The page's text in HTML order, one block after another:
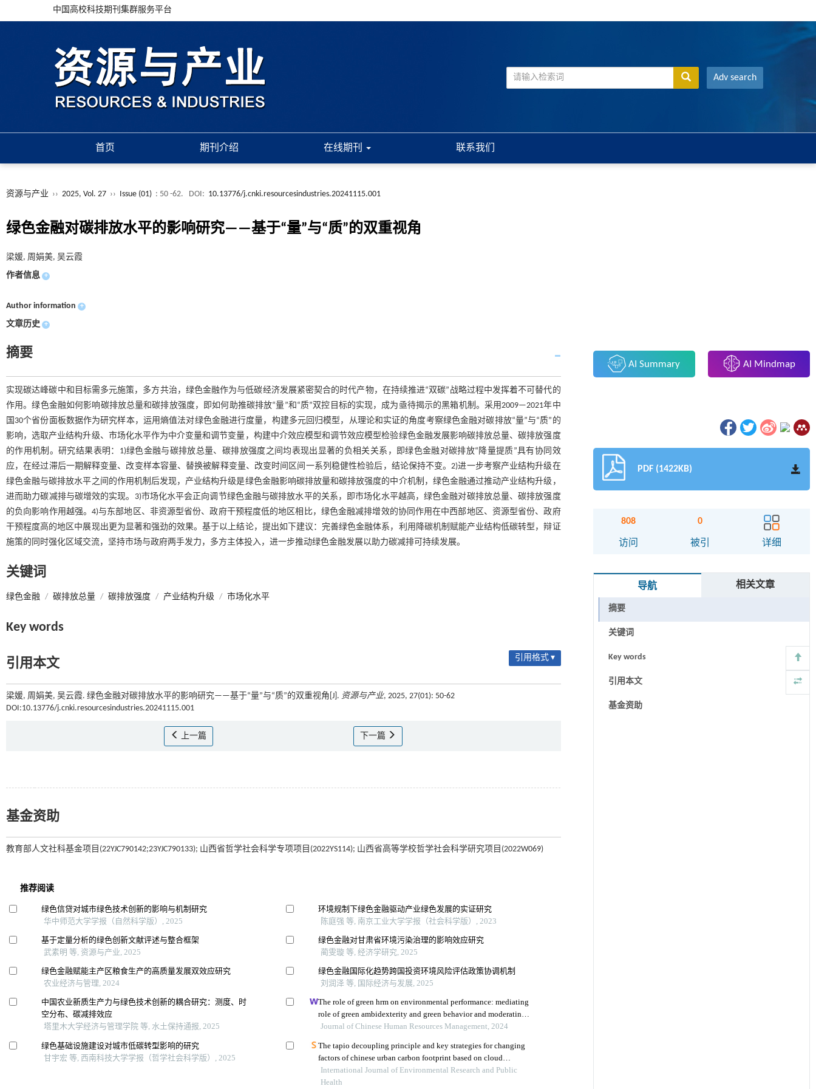
中国高校科技期刊集群服务平台
Adv search
首页 期刊介绍 在线期刊 联系我们
资源与产业 ›› 2025, Vol. 27 ›› Issue (01) : 50 -62. DOI: 10.13776/j.cnki.resourcesindustries.20241115.001
绿色金融对碳排放水平的影响研究——基于“量”与“质”的双重视角
梁媛, 周娟美, 吴云霞
作者信息 +
Author information +
文章历史 +
摘要
实现碳达峰碳中和目标需多元施策，多方共治，绿色金融作为与低碳经济发展紧密契合的时代产物，在持续推进“双碳”战略过程中发挥着不可替代的
作用。绿色金融如何影响碳排放总量和碳排放强度，即如何助推碳排放“量”和“质”双控目标的实现，成为亟待揭示的黑箱机制。采用2009—2021年中
国30个省份面板数据作为研究样本，运用熵值法对绿色金融进行度量，构建多元回归模型，从理论和实证的角度考察绿色金融对碳排放“量”与“质”的
影响，选取产业结构升级、市场化水平作为中介变量和调节变量，构建中介效应模型和调节效应模型检验绿色金融发展影响碳排放总量、碳排放强度
的作用机制。研究结果表明：1)绿色金融与碳排放总量、碳排放强度之间均表现出显著的负相关关系，即绿色金融对碳排放“降量提质”具有协同效
应，在经过滞后一期解释变量、改变样本容量、替换被解释变量、改变时间区间一系列稳健性检验后，结论保持不变。2)进一步考察产业结构升级在
绿色金融与碳排放水平之间的作用机制后发现，产业结构升级是绿色金融影响碳排放量和碳排放强度的中介机制，绿色金融通过推动产业结构升级，
进而助力碳减排与碳增效的实现。3)市场化水平会正向调节绿色金融与碳排放水平的关系，即市场化水平越高，绿色金融对碳排放总量、碳排放强度
的负向影响作用越强。4)与东部地区、非资源型省份、政府干预程度低的地区相比，绿色金融减排增效的协同作用在中西部地区、资源型省份、政府
干预程度高的地区中展现出更为显著和强劲的效果。基于以上结论，提出如下建议：完善绿色金融体系，利用降碳机制赋能产业结构低碳转型，辩证
施策的同时强化区域交流，坚持市场与政府两手发力，多方主体投入，进一步推动绿色金融发展以助力碳减排可持续发展。
关键词
绿色金融 / 碳排放总量 / 碳排放强度 / 产业结构升级 / 市场化水平
Key words
引用本文 引用格式 ▾
梁媛, 周娟美, 吴云霞. 绿色金融对碳排放水平的影响研究——基于“量”与“质”的双重视角[J]. 资源与产业, 2025, 27(01): 50-62
DOI:10.13776/j.cnki.resourcesindustries.20241115.001
上一篇 下一篇
基金资助
教育部人文社科基金项目(22YJC790142;23YJC790133); 山西省哲学社会科学专项项目(2022YS114); 山西省高等学校哲学社会科学研究项目(2022W069)
AI Summary AI Mindmap
PDF (1422KB)
808
访问
0
被引 详细
导航 相关文章
摘要
关键词
Key words
引用本文
基金资助